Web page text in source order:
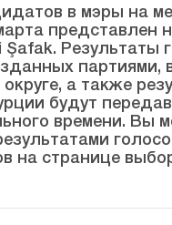
в мэры на
представлен
Şafak. Результаты
партиями,
а также
будут
времени. Вы
на странице